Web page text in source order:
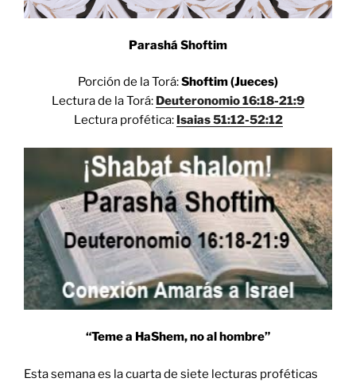
Parashá Shoftim
Porción de la Torá:Shoftim (Jueces)
Lectura de la Torá: Deuteronomio 16:18-21:9
Lectura profética: Isaias 51:12-52:12
“Teme a HaShem, no al hombre”
Esta semana es la cuarta de siete lecturas proféticas